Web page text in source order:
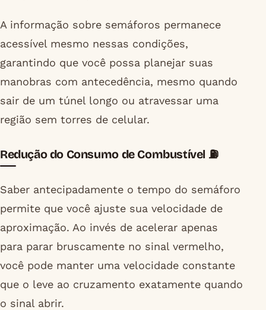
A informação sobre semáforos permanece
acessível mesmo nessas condições,
garantindo que você possa planejar suas
manobras com antecedência, mesmo quando
sair de um túnel longo ou atravessar uma
região sem torres de celular.
Redução do Consumo de Combustível ⛽
Saber antecipadamente o tempo do semáforo
permite que você ajuste sua velocidade de
aproximação. Ao invés de acelerar apenas
para parar bruscamente no sinal vermelho,
você pode manter uma velocidade constante
que o leve ao cruzamento exatamente quando
o sinal abrir.